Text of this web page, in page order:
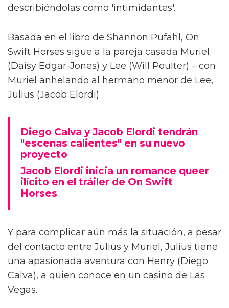
describiéndolas como 'intimidantes'.
Basada en el libro de Shannon Pufahl, On
Swift Horses sigue a la pareja casada Muriel
(Daisy Edgar-Jones) y Lee (Will Poulter) – con
Muriel anhelando al hermano menor de Lee,
Julius (Jacob Elordi).
Diego Calva y Jacob Elordi tendrán
"escenas calientes" en su nuevo
proyecto
Jacob Elordi inicia un romance queer
ilícito en el tráiler de On Swift
Horses
Y para complicar aún más la situación, a pesar
del contacto entre Julius y Muriel, Julius tiene
una apasionada aventura con Henry (Diego
Calva), a quien conoce en un casino de Las
Vegas.